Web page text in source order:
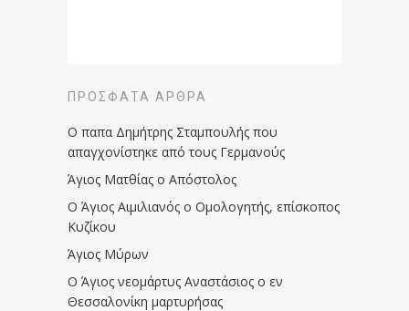
ΠΡΌΣΦΑΤΑ ΆΡΘΡΑ
Ο παπα Δημήτρης Σταμπουλής που
απαγχονίστηκε από τους Γερμανούς
Άγιος Ματθίας ο Απόστολος
Ο Άγιος Αιμιλιανός ο Ομολογητής, επίσκοπος
Κυζίκου
Άγιος Μύρων
Ο Άγιος νεομάρτυς Αναστάσιος ο εν
Θεσσαλονίκη μαρτυρήσας